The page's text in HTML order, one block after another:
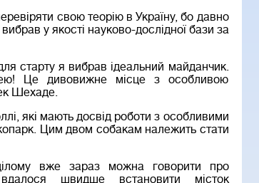
свою теорію в Україну, бо давно
у якості науково-дослідної бази за
старту я вибрав ідеальний майданчик.
Це дивовижне місце з особливою
Шехаде.
які мають досвід роботи з особливими
Цим двом собакам належить стати
вже зараз можна говорити про
швидше встановити місток